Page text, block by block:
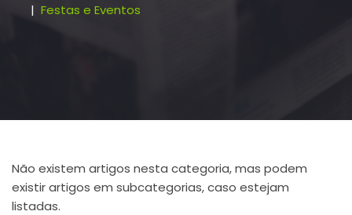
Festas e Eventos
Não existem artigos nesta categoria, mas podem
existir artigos em subcategorias, caso estejam
listadas.